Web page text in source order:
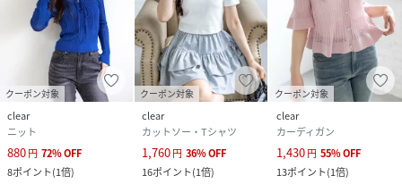
多少が異なる場合がございます。あらかじめ御了承下さいま
せ。
性別タイプ レディース
CHINA
素材
本体:レーヨン65%,ナイロン35%/別布:ポリエス
テル100%/刺繍糸:ポリエステル100%
クーポン対象
clear
ニット
880円 72%OFF
8ポイント(1倍)
クーポン対象
clear
カットソー・Tシャツ
1,760円 36%OFF
16ポイント(1倍)
クーポン対象
clear
カーディガン
1,430円 55%OFF
13ポイント(1倍)